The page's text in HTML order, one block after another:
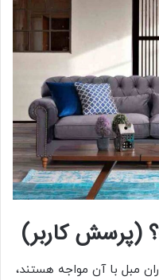
(پرسش کاربر)
مبل با آن مواجه هستند،